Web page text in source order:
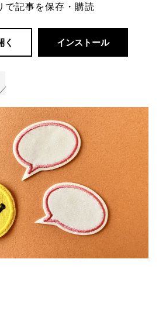
で記事を保存・購読
く インストール